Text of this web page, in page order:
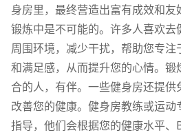
身房里，最终营造出富有成效和
锻炼中是不可能的。许多人喜欢
周围环境，减少干扰，帮助您专
和满足感，从而提升您的心情。
合的人，有伴。一些健身房还提
改善您的健康。健身房教练或运
指导，他们会根据您的健康水平